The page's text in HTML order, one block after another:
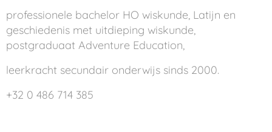
professionele bachelor HO wiskunde, Latijn en
geschiedenis met uitdieping wiskunde,
postgraduaat Adventure Education,
leerkracht secundair onderwijs sinds 2000.
+32 0 486 714 385